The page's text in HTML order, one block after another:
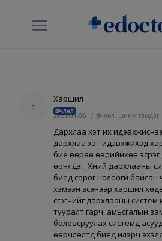
1
Харшил
Өвчлөл
2021-01-06 / Өвчлөл, шинж тэмдэг
Дархлаа хэт их
дархлаа хэт идэвхжихэд
бие өөрөө өөрийнхөө
өрнүүлдэг. Хүний дархлааны
биед сөрөг нөлөөгүй байсан
хэмээн үзсэнээр харшил
үүсгэгчийг дархлааны систем
тууралт гарч, амьсгалын
боловсруулах системд
өөрчлөлтүүд биед илэрч